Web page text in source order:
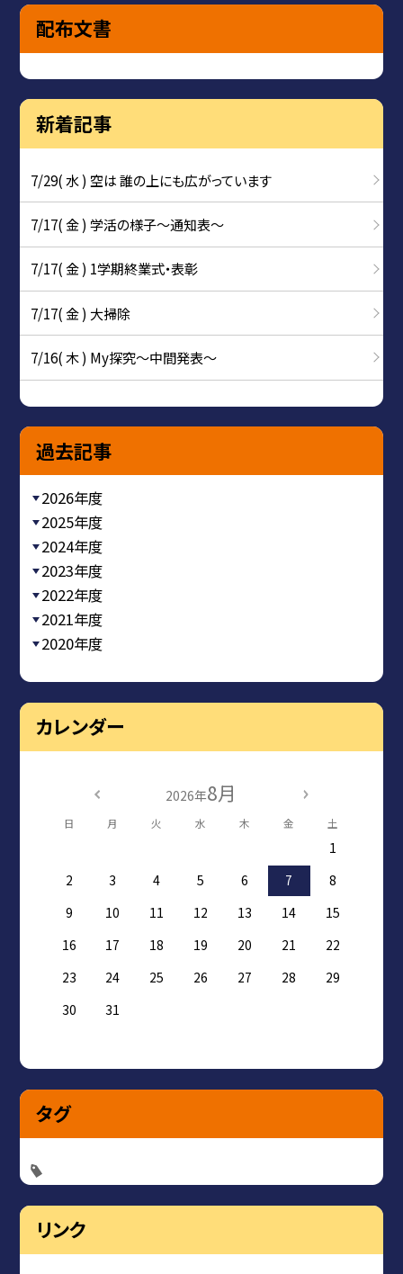
配布文書
新着記事
7/29( 水 ) 空は 誰の上にも広がっています
7/17( 金 ) 学活の様子〜通知表〜
7/17( 金 ) 1学期終業式・表彰
7/17( 金 ) 大掃除
7/16( 木 ) My探究～中間発表～
過去記事
2026年度
2025年度
2024年度
2023年度
2022年度
2021年度
2020年度
カレンダー
2026年8月
日 月 火 水 木 金 土
1
2
3 4 5 6 7
8
9
10 11 12 13 14
15
16
17 18 19 20 21
22
23
24 25 26 27 28
29
30
31
タグ
リンク